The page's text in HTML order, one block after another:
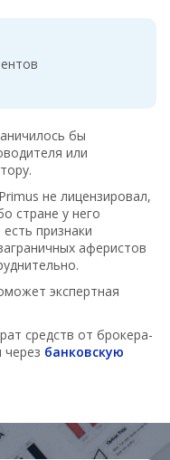
бы
или
не лицензировал,
стране у него
признаки
аферистов
экспертная
средств от брокера-
банковскую